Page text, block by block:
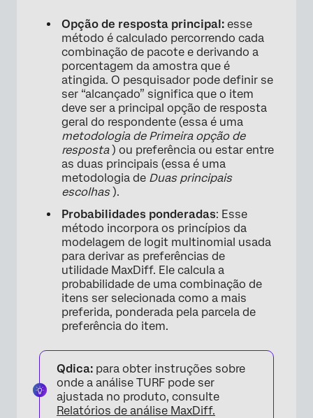
Opção de resposta principal: esse
método é calculado percorrendo cada
combinação de pacote e derivando a
porcentagem da amostra que é
atingida. O pesquisador pode definir se
ser “alcançado” significa que o item
deve ser a principal opção de resposta
geral do respondente (essa é uma
metodologia de Primeira opção de
resposta) ou preferência ou estar entre
as duas principais (essa é uma
metodologia de Duas principais
escolhas).
Probabilidades ponderadas: Esse
método incorpora os princípios da
modelagem de logit multinomial usada
para derivar as preferências de
utilidade MaxDiff. Ele calcula a
probabilidade de uma combinação de
itens ser selecionada como a mais
preferida, ponderada pela parcela de
preferência do item.
Qdica: para obter instruções sobre
onde a análise TURF pode ser
ajustada no produto, consulte
Relatórios de análise MaxDiff.